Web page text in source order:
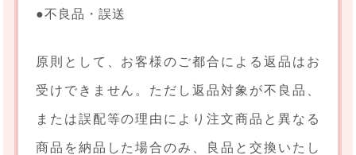
●不良品・誤送
原則として、お客様のご都合による返品はお
受けできません。ただし返品対象が不良品、
または誤配等の理由により注文商品と異なる
商品を納品した場合のみ、良品と交換いたし